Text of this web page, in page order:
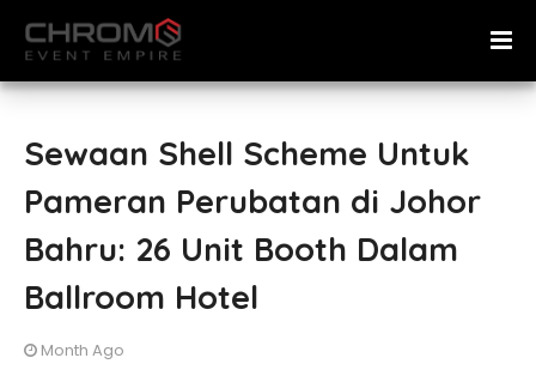
Sewaan Shell Scheme Untuk
Pameran Perubatan di Johor
Bahru: 26 Unit Booth Dalam
Ballroom Hotel
Month Ago